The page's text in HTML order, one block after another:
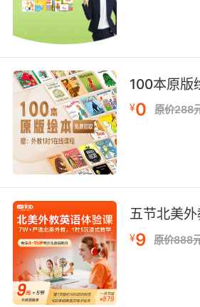
方法很简单，只需要以下两步
家庭树！
100本原版
¥0 原价288
五节北美
¥9 原价888